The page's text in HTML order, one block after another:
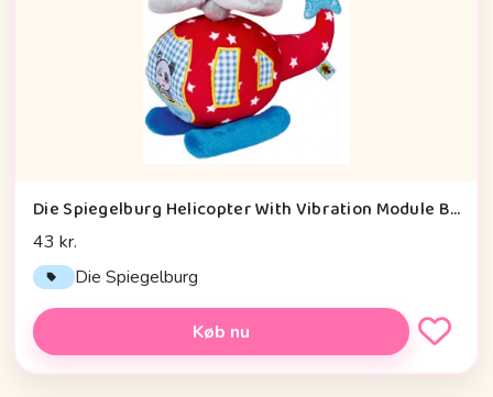
Die Spiegelburg Helicopter With Vibration Module Baby Charms - Legetøj
43 kr.
Die Spiegelburg
Køb nu